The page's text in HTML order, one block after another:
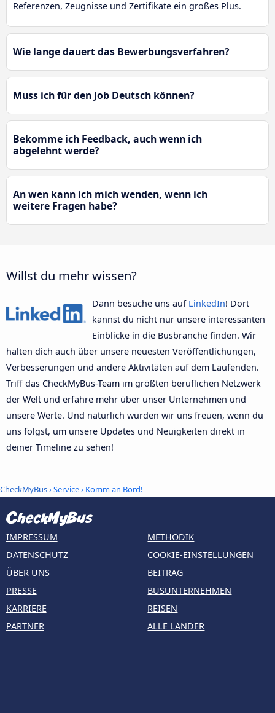
Referenzen, Zeugnisse und Zertifikate ein großes Plus.
Wie lange dauert das Bewerbungsverfahren?
Muss ich für den Job Deutsch können?
Bekomme ich Feedback, auch wenn ich
abgelehnt werde?
An wen kann ich mich wenden, wenn ich
weitere Fragen habe?
Willst du mehr wissen?
Dann besuche uns auf LinkedIn! Dort
kannst du nicht nur unsere interessanten
Einblicke in die Busbranche finden. Wir
halten dich auch über unsere neuesten Veröffentlichungen,
Verbesserungen und andere Aktivitäten auf dem Laufenden.
Triff das CheckMyBus-Team im größten beruflichen Netzwerk
der Welt und erfahre mehr über unser Unternehmen und
unsere Werte. Und natürlich würden wir uns freuen, wenn du
uns folgst, um unsere Updates und Neuigkeiten direkt in
deiner Timeline zu sehen!
CheckMyBus› Service › Komm an Bord!
IMPRESSUM
DATENSCHUTZ
ÜBER UNS
PRESSE
KARRIERE
PARTNER
METHODIK
COOKIE-EINSTELLUNGEN
BEITRAG
BUSUNTERNEHMEN
REISEN
ALLE LÄNDER